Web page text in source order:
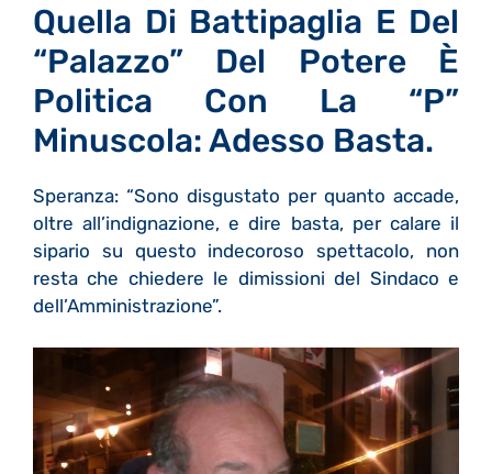
Quella Di Battipaglia E Del
“Palazzo” Del Potere È
Politica Con La “p”
Minuscola: Adesso Basta.
Speranza: “Sono disgustato per quanto accade,
oltre all’indignazione, e dire basta, per calare il
sipario su questo indecoroso spettacolo, non
resta che chiedere le dimissioni del Sindaco e
dell’Amministrazione”.